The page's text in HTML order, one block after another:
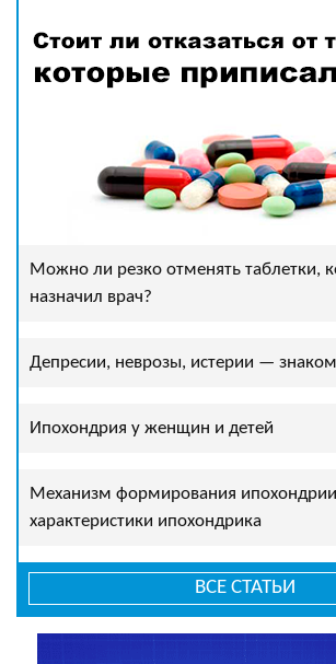
Можно ли резко отменять таблетки,
назначил врач?
Депресии, неврозы, истерии —
Ипохондрия у женщин и детей
Механизм формирования
характеристики ипохондрика
ВСЕ СТАТЬИ